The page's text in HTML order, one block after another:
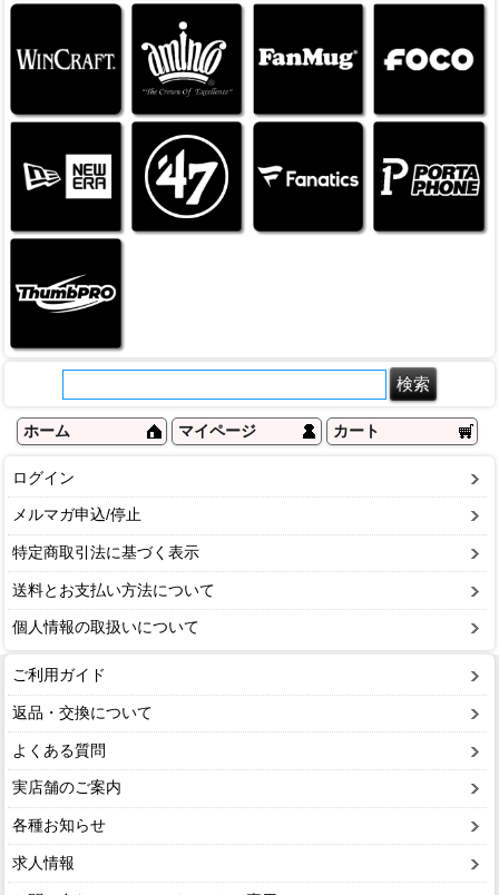
ホーム マイページ カート
ログイン
メルマガ申込/停止
特定商取引法に基づく表示
送料とお支払い方法について
個人情報の取扱いについて
ご利用ガイド
返品・交換について
よくある質問
実店舗のご案内
各種お知らせ
求人情報